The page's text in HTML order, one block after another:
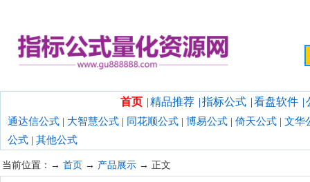
首页 | 精品推荐 | 指标公式 | 看盘软件 |
通达信公式 | 大智慧公式 | 同花顺公式 | 博易公式 | 倚天公式 | 文华
公式 | 其他公式
当前位置：→ 首页 → 产品展示 → 正文